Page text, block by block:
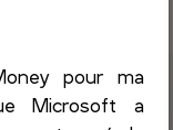
pour ma
Microsoft a